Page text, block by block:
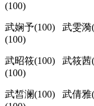
(100)
武娴予(100) 武雯
(100)
武昭筱(100) 武筱
(100)
武皙澜(100) 武倩